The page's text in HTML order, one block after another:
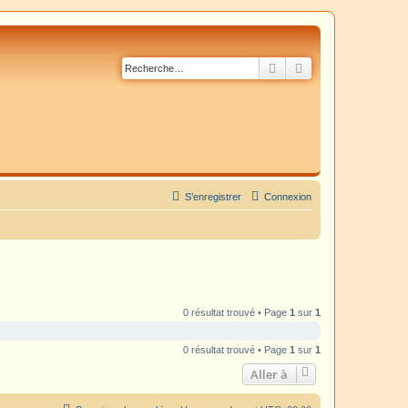
Rechercher
Connexion
S’enregistrer
0 résultat trouvé • Page 1 sur 1
0 résultat trouvé • Page 1 sur 1
Aller à